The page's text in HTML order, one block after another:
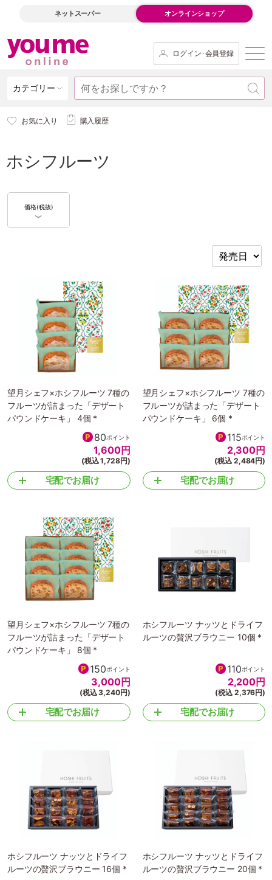
ネットスーパー オンラインショップ
ログイン･会員登録
カテゴリー
お気に入り 購入履歴
ホシフルーツ
価格(税抜)
望月シェフ×ホシフルーツ 7種の
フルーツが詰まった「デザート
パウンドケーキ」 4個 *
80ポイント
1,600円
(税込 1,728円)
宅配でお届け
望月シェフ×ホシフルーツ 7種の
フルーツが詰まった「デザート
パウンドケーキ」 6個 *
115ポイント
2,300円
(税込 2,484円)
宅配でお届け
望月シェフ×ホシフルーツ 7種の
フルーツが詰まった「デザート
パウンドケーキ」 8個 *
150ポイント
3,000円
(税込 3,240円)
宅配でお届け
ホシフルーツ ナッツとドライフ
ルーツの贅沢ブラウニー 10個 *
110ポイント
2,200円
(税込 2,376円)
宅配でお届け
ホシフルーツ ナッツとドライフ
ルーツの贅沢ブラウニー 16個 *
ホシフルーツ ナッツとドライフ
ルーツの贅沢ブラウニー 20個 *